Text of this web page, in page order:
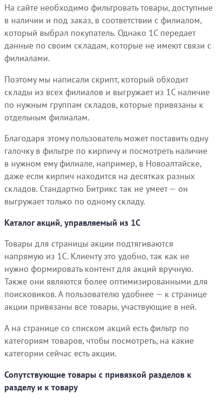
На сайте необходимо фильтровать товары, доступные
в наличии и под заказ, в соответствии с филиалом,
который выбрал покупатель. Однако 1С передает
данные по своим складам, которые не имеют связи с
филиалами.
Поэтому мы написали скрипт, который обходит
склады из всех филиалов и выгружает из 1С наличие
по нужным группам складов, которые привязаны к
отдельным филиалам.
Благодаря этому пользователь может поставить одну
галочку в фильтре по кирпичу и посмотреть наличие
в нужном ему филиале, например, в Новоалтайске,
даже если кирпич находится на десятках разных
складов. Стандартно Битрикс так не умеет — он
выгружает только по одному складу.
Каталог акций, управляемый из 1C
Товары для страницы акции подтягиваются
напрямую из 1С. Клиенту это удобно, так как не
нужно формировать контент для акций вручную.
Также они являются более оптимизированными для
поисковиков. А пользователю удобнее — к странице
акции привязаны все товары, участвующие в ней.
А на странице со списком акций есть фильтр по
категориям товаров, чтобы посмотреть, на какие
категории сейчас есть акции.
Сопутствующие товары с привязкой разделов к
разделу и к товару